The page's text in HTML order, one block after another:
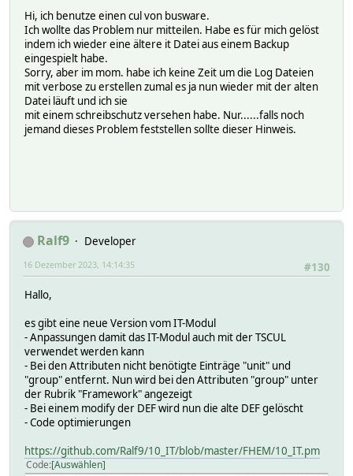
Hi, ich benutze einen cul von busware.
Ich wollte das Problem nur mitteilen. Habe es für mich gelöst
indem ich wieder eine ältere it Datei aus einem Backup
eingespielt habe.
Sorry, aber im mom. habe ich keine Zeit um die Log Dateien
mit verbose zu erstellen zumal es ja nun wieder mit der alten
Datei läuft und ich sie
mit einem schreibschutz versehen habe. Nur......falls noch
jemand dieses Problem feststellen sollte dieser Hinweis.
Ralf9
Developer
#130
16 Dezember 2023, 14:14:35
Hallo,
es gibt eine neue Version vom IT-Modul
- Anpassungen damit das IT-Modul auch mit der TSCUL
verwendet werden kann
- Bei den Attributen nicht benötigte Einträge "unit" und
"group" entfernt. Nun wird bei den Attributen "group" unter
der Rubrik "Framework" angezeigt
- Bei einem modify der DEF wird nun die alte DEF gelöscht
- Code optimierungen
https://github.com/Ralf9/10_IT/blob/master/FHEM/10_IT.pm
Code Auswählen